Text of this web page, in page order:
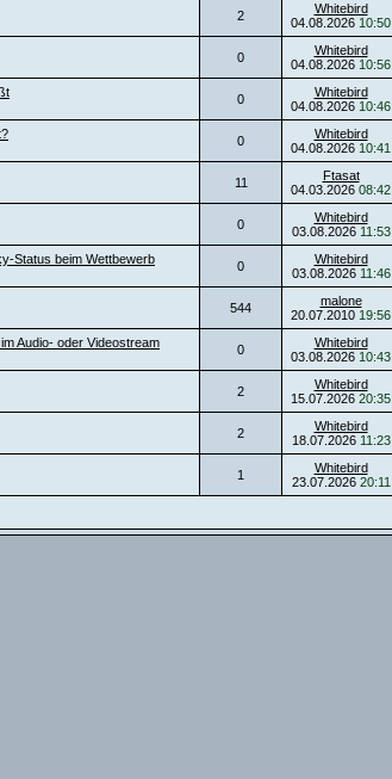
2
Whitebird
04.08.2026 10:50
0
Whitebird
04.08.2026 10:56
0
Whitebird
04.08.2026 10:46
0
Whitebird
04.08.2026 10:41
11
Ftasat
04.03.2026 08:42
0
Whitebird
03.08.2026 11:53
Status beim Wettbewerb
0
Whitebird
03.08.2026 11:46
544
malone
20.07.2010 19:56
Audio- oder Videostream
0
Whitebird
03.08.2026 10:43
2
Whitebird
15.07.2026 20:35
2
Whitebird
18.07.2026 11:23
1
Whitebird
23.07.2026 20:11